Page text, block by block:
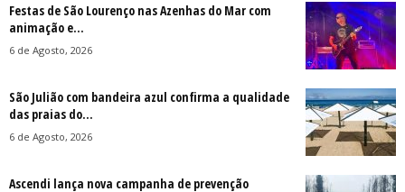
Festas de São Lourenço nas Azenhas do Mar com
animação e...
6 de Agosto, 2026
São Julião com bandeira azul confirma a qualidade
das praias do...
6 de Agosto, 2026
Ascendi lança nova campanha de prevenção